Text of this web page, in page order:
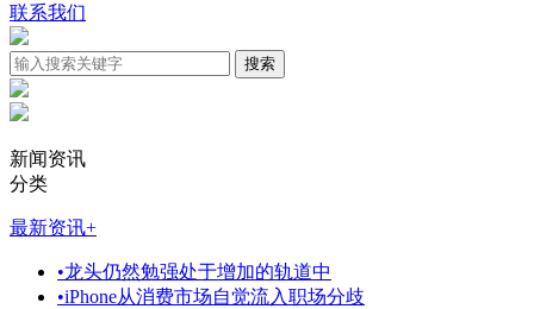
联系我们
新闻资讯
分类
最新资讯+
•龙头仍然勉强处于增加的轨道中
•iPhone从消费市场自觉流入职场分歧